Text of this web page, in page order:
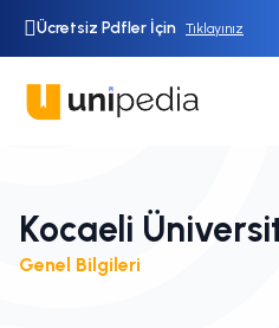
Ücretsiz Pdfler İçin Tıklayınız
Kocaeli
Genel Bilgileri